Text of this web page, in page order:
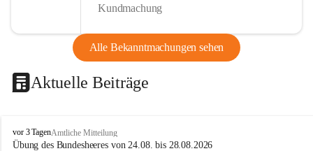
Kundmachung
Alle Bekanntmachungen sehen
Aktuelle Beiträge
B
u
vor 3 TagenAmtliche Mitteilung
Übung des Bundesheeres von 24.08. bis 28.08.2026